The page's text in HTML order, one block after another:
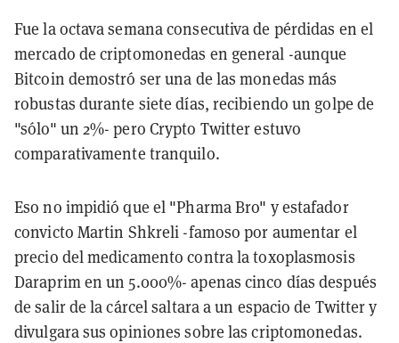
Fue la octava semana consecutiva de pérdidas en el
mercado de criptomonedas en general -aunque
Bitcoin demostró ser una de las monedas más
robustas durante siete días, recibiendo un golpe de
"sólo" un 2%- pero Crypto Twitter estuvo
comparativamente tranquilo.
Eso no impidió que el "Pharma Bro" y estafador
convicto Martin Shkreli -famoso por aumentar el
precio del medicamento contra la toxoplasmosis
Daraprim en un 5.000%- apenas cinco días después
de salir de la cárcel saltara a un espacio de Twitter y
divulgara sus opiniones sobre las criptomonedas.